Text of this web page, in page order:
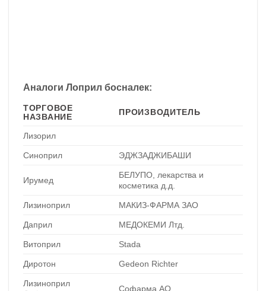
Аналоги Лоприл босналек:
ТОРГОВОЕ
НАЗВАНИЕ
ПРОИЗВОДИТЕЛЬ
Лизорил
Синоприл ЭДЖЗАДЖИБАШИ
Ирумед
БЕЛУПО, лекарства и
косметика д.д.
Лизиноприл МАКИЗ-ФАРМА ЗАО
Даприл МЕДОКЕМИ Лтд.
Витоприл Stada
Диротон Gedeon Richter
Лизиноприл
Софарма АО